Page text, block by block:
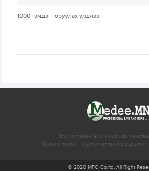
1000 тэмдэгт оруулах үлдлээ.
Зохиогчийн эрх хуулиар
Бидний тухай Сурталчилгаа байршуулах
© 2020 MPO Co.ltd. All Right